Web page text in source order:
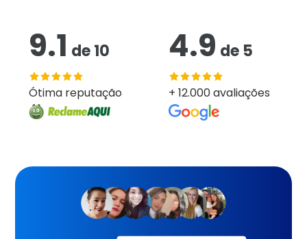
9.1 de10
Ótima reputação
4.9 de 5
+ 12.000 avaliações